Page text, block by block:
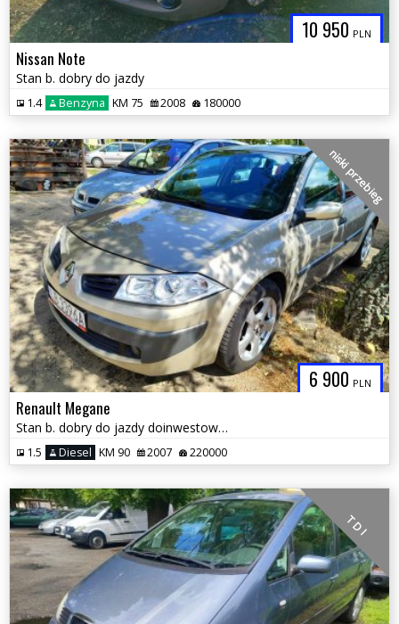
10 950 PLN
Nissan Note
Stan b. dobry do jazdy
1.4 Benzyna KM 75 2008 180000
6 900 PLN
niski przebieg
Renault Megane
Stan b. dobry do jazdy doinwestowany
1.5 Diesel KM 90 2007 220000
T D I